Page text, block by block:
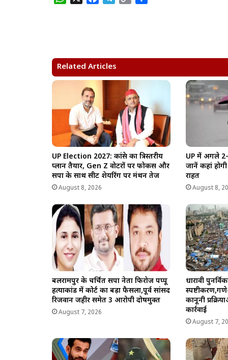
A
p
p
o
o
k
r
a
m
i
k
Related Articles
UP Election 2027: कांग्रेस का त्रिस्तरीय
प्लान तैयार, Gen Z वोटरों पर फोकस और
सपा के साथ सीट शेयरिंग पर मंथन तेज
August 8, 2026
UP में अगले 2-
जानें कहां
राहत
August 8,
बलरामपुर के चर्चित सपा नेता फिरोज पप्पू
हत्याकांड में कोर्ट का बड़ा फैसला,पूर्व सांसद
रिजवान जहीर समेत 3 आरोपी दोषमुक्त
August 7, 2026
धारावी
कानूनी
कार्रवाई
August 7,